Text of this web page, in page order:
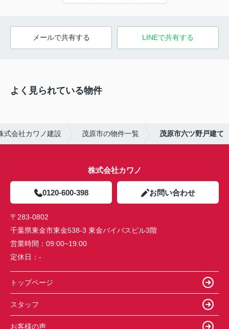
メールで共有する LINEで共有する
よく見られている物件
式会社カワノ建設 茂原市の物件一覧 茂原市六ツ野戸建て
株式会社カワノ
0120-600-398 お問い合わせ
〒283-0802
千葉県東金市東金538-3 東金バイパスビル3階
営業時間： 09:00~19:00
定休日： -
トップページ
スタッフ
お客様の声